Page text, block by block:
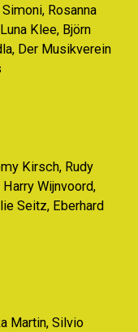
Rosanna
Klee, Björn
Der Musikverein
Kirsch, Rudy
Wijnvoord,
Seitz, Eberhard
Martin, Silvio